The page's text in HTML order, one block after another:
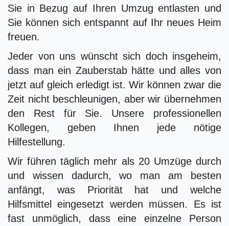
Sie in Bezug auf Ihren Umzug entlasten und
Sie können sich entspannt auf Ihr neues Heim
freuen.
Jeder von uns wünscht sich doch insgeheim,
dass man ein Zauberstab hätte und alles von
jetzt auf gleich erledigt ist. Wir können zwar die
Zeit nicht beschleunigen, aber wir übernehmen
den Rest für Sie. Unsere professionellen
Kollegen, geben Ihnen jede nötige
Hilfestellung.
Wir führen täglich mehr als 20 Umzüge durch
und wissen dadurch, wo man am besten
anfängt, was Priorität hat und welche
Hilfsmittel eingesetzt werden müssen. Es ist
fast unmöglich, dass eine einzelne Person